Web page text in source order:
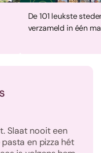
De 101 leukste
verzameld in één
Slaat nooit een
en pizza hét